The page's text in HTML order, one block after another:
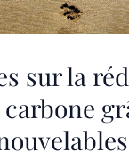
sur la